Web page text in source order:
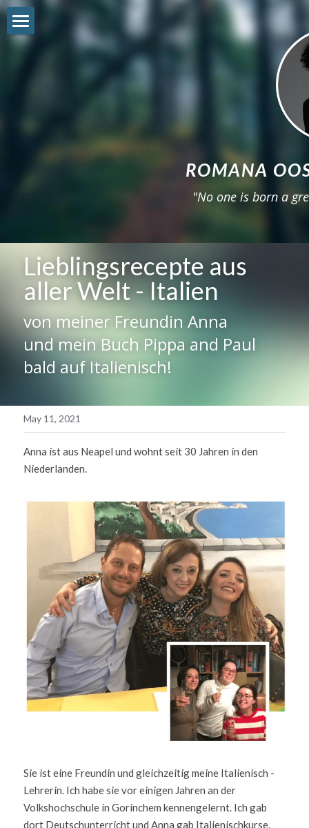
ROMANA
"No one is born a
Sneak-Peek
22STARS
Blog
Contact
POWERED BY
Lieblingsrecepte aus
aller Welt - Italien
von meiner Freundin Anna
und mein Buch Pippa and Paul
bald auf Italienisch!
May 11, 2021
Anna ist aus Neapel und wohnt seit 30 Jahren in den
Niederlanden.
Sie ist eine Freundin und gleichzeitig meine Italienisch -
Lehrerin. Ich habe sie vor einigen Jahren an der
Volkshochschule in Gorinchem kennengelernt. Ich gab
dort Deutschunterricht und Anna gab Italienischkurse.